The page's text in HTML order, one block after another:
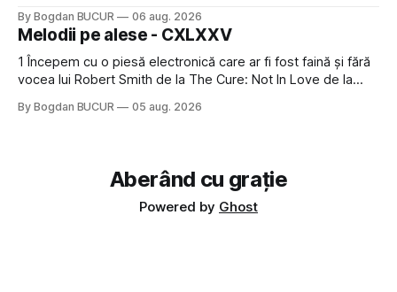
timp pui și latră prin gard la lumea care trece prin zonă). Am
avut, în schimb, o belea
By Bogdan BUCUR 06 aug. 2026
Melodii pe alese - CXLXXV
1 Începem cu o piesă electronică care ar fi fost faină și fără
vocea lui Robert Smith de la The Cure: Not In Love de la
a dovedit că jumătatea masculină a acelui duo era cam
By Bogdan BUCUR 05 aug. 2026
Aberând cu grație
Powered by Ghost